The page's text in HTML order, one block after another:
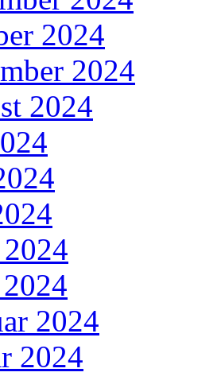
2024
2024
2024
2024
2024